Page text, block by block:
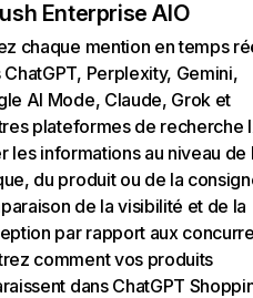
Enterprise AIO
chaque mention en temps
ChatGPT, Perplexity, Gemini,
AI Mode, Claude, Grok et
plateformes de recherche
les informations au niveau de
du produit ou de la
de la visibilité et de la
par rapport aux
comment vos produits
dans ChatGPT